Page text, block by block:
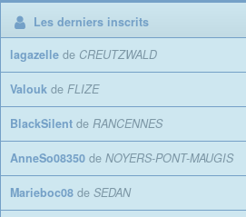
Les derniers inscrits
lagazelle de CREUTZWALD
Valouk de FLIZE
BlackSilent de RANCENNES
AnneSo08350 de NOYERS-PONT-MAUGIS
Marieboc08 de SEDAN